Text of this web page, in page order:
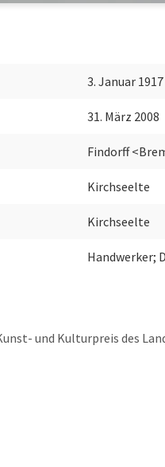
3. Januar 1917
31. März 2008
Findorff
Kirchseelte
Kirchseelte
Handwerker;
und Kulturpreis des